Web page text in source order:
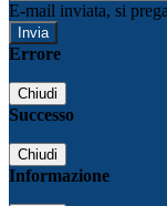
E-mail inviata, si
Errore
Chiudi
Successo
Chiudi
Informazione